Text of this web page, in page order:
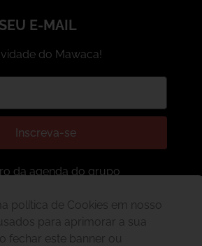
E-MAIL
do Mawaca!
Inscreva-se
da agenda do grupo
política de Cookies em nosso
para aprimorar a sua
fechar este banner ou